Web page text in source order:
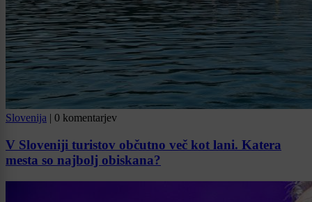
Slovenija | 0 komentarjev
V Sloveniji turistov občutno več kot lani. Katera
mesta so najbolj obiskana?